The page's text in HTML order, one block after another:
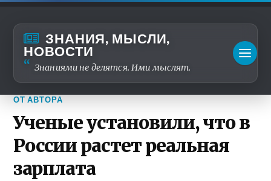
ЗНАНИЯ, МЫСЛИ,
НОВОСТИ
Знаниями не делятся. Ими мыслят.
ОТ АВТОРА
Ученые установили, что в
России растет реальная
зарплата